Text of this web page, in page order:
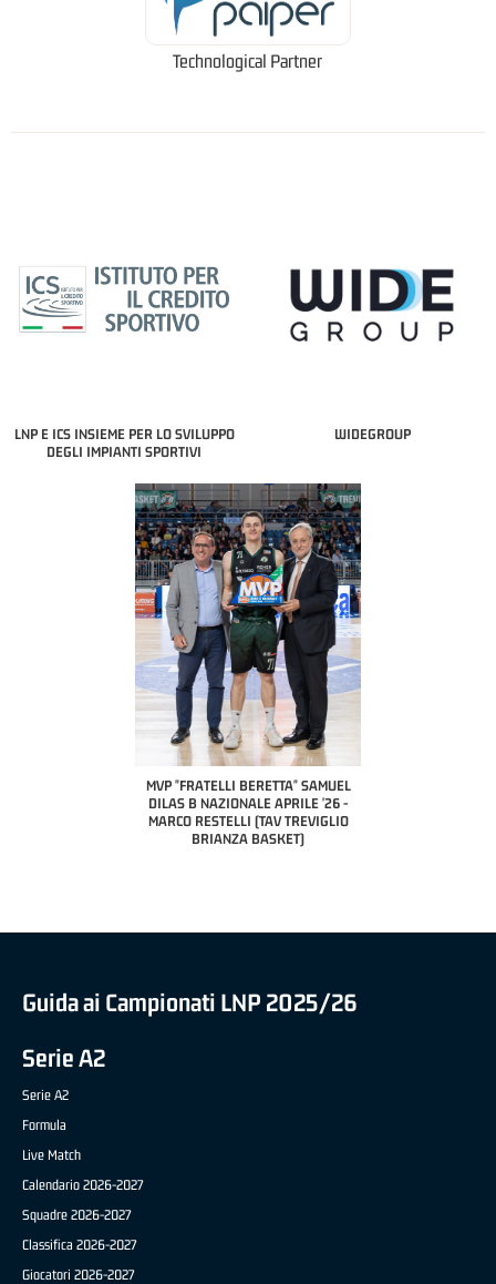
Technological Partner
LNP E ICS INSIEME PER LO SVILUPPO
DEGLI IMPIANTI SPORTIVI
WIDEGROUP
MVP "FRATELLI BERETTA" SAMUEL
DILAS B NAZIONALE APRILE '26 -
MARCO RESTELLI (TAV TREVIGLIO
BRIANZA BASKET)
Guida ai Campionati LNP 2025/26
Serie A2
Serie A2
Formula
Live Match
Calendario 2026-2027
Squadre 2026-2027
Classifica 2026-2027
Giocatori 2026-2027